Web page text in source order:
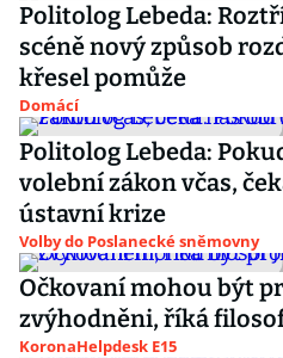
Politolog Lebeda:
scéně nový způsob
křesel pomůže
Domácí
Politolog Lebeda:
volební zákon včas,
ústavní krize
Volby do Poslanecké sněmovny
Očkovaní mohou být
zvýhodněni, říká
KoronaHelpdesk E15